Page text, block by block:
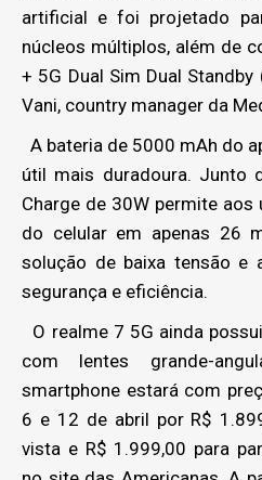
artificial e foi projetado
núcleos múltiplos, além de
+ 5G Dual Sim Dual Standby
Vani, country manager da
A bateria de 5000 mAh do
útil mais duradoura. Junto
Charge de 30W permite aos
do celular em apenas 26
solução de baixa tensão e
segurança e eficiência.
O realme 7 5G ainda
com lentes grande-
smartphone estará com
6 e 12 de abril por R$
vista e R$ 1.999,00 para